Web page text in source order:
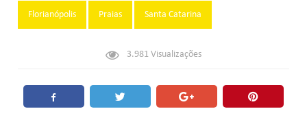
Tags:
Florianópolis Praias Santa Catarina
3.981 Visualizações